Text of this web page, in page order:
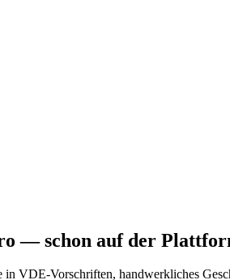
— schon auf der
VDE-Vorschriften, handwerkliches